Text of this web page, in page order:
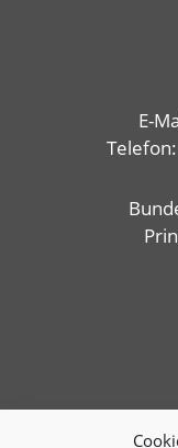
E-
Telefon: